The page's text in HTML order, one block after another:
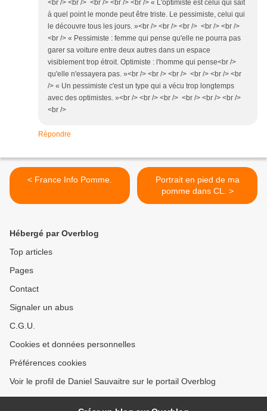
<br /> <br /> <br /> <br /> <br /> « L'optimiste est celui qui sait
à quel point le monde peut être triste. Le pessimiste, celui qui
le découvre tous les jours. »<br /> <br /> <br /> <br /> <br />
<br /> « Pessimiste : femme qui pense qu'elle ne pourra pas
garer sa voiture entre deux autres dans un espace
visiblement trop étroit. Optimiste : l'homme qui pense<br />
qu'elle n'essayera pas. »<br /> <br /> <br /> <br /> <br /> <br
/> « Un pessimiste c'est un type qui a vécu trop longtemps
avec des optimistes. »<br /> <br /> <br /> <br /> <br /> <br />
<br />
Répondre
< France Info Pomme.
Portrait en pied de ma
pomme dans CL. >
Hébergé par Overblog
Top articles
Pages
Contact
Signaler un abus
C.G.U.
Cookies et données personnelles
Préférences cookies
Voir le profil de Daniel Sauvaitre sur le portail Overblog